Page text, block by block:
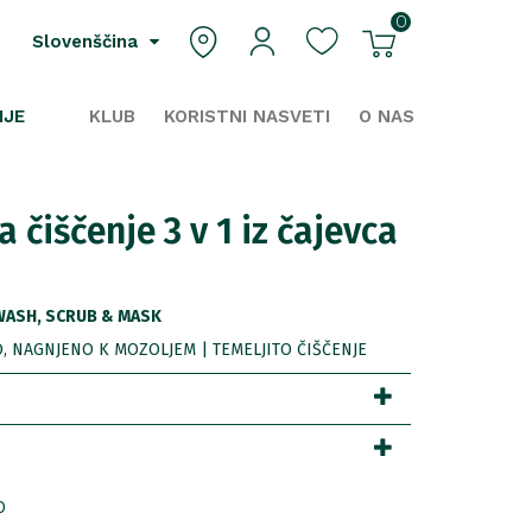
Slovenščina
0
O NAS
KORISTNI NASVETI
KLUB
čiščenje 3 v 1 iz čajevca
SCRUB & MASK
NAGNJENO K MOZOLJEM | TEMELJITO ČIŠČENJE